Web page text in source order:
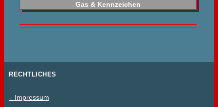
Gas & Kennzeichen
RECHTLICHES
– Impressum